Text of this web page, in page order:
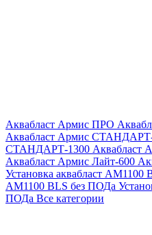
Аквабласт Армис ПРО
Аквабласт Армис
СТАНДАРТ-1300 Аквабласт
Аквабласт Армис Лайт-600
Установка аквабласт
AM1100 BLS без ПОДа
ПОДа Все категории